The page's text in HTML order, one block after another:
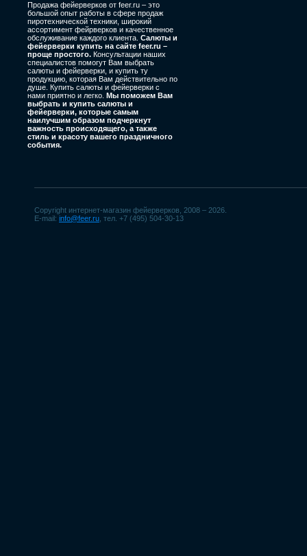
Продажа фейерверков от feer.ru – это
большой опыт работы в сфере продаж
пиротехнической техники, широкий
ассортимент фейрверков и качественное
обслуживание каждого клиента. Салюты и
фейерверки купить на сайте feer.ru –
проще простого. Консультации наших
специалистов помогут Вам выбрать
салюты и фейерверки, и купить ту
продукцию, которая Вам действительно по
душе. Купить салюты и фейерверки с
нами приятно и легко. Мы поможем Вам
выбрать и купить салюты и
фейерверки, которые самым
наилучшим образом подчеркнут
важность происходящего, а также
стиль и красоту вашего праздничного
события.
Copyright интернет-магазин фейерверков, 2008 – 2026.
E-mail: info@feer.ru , тел. +7 (495) 504-30-13